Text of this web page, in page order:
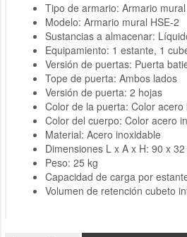
Tipo de armario: Armario mural
Modelo: Armario mural HSE-2
Sustancias a almacenar:
Equipamiento: 1 estante, 1
Versión de puertas: Puerta
Tope de puerta: Ambos lados
Versión de puerta: 2 hojas
Color de la puerta: Color acero
Color del cuerpo: Color acero
Material: Acero inoxidable
Dimensiones L x A x H: 90 x
Peso: 25 kg
Capacidad de carga por
Volumen de retención cubeto